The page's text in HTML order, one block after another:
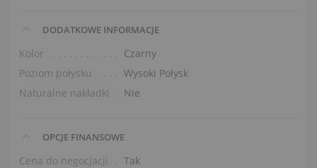
DODATKOWE INFORMACJE
Kolor
Czarny
Poziom połysku
Wysoki Połysk
Naturalne nakładki
Nie
OPCJE FINANSOWE
Cena do negocjacji
Tak